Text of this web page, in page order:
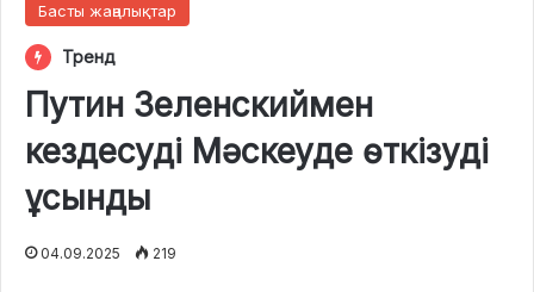
Басты жаңалықтар
Тренд
Путин Зеленскиймен
кездесуді Мәскеуде өткізуді
ұсынды
04.09.2025 219